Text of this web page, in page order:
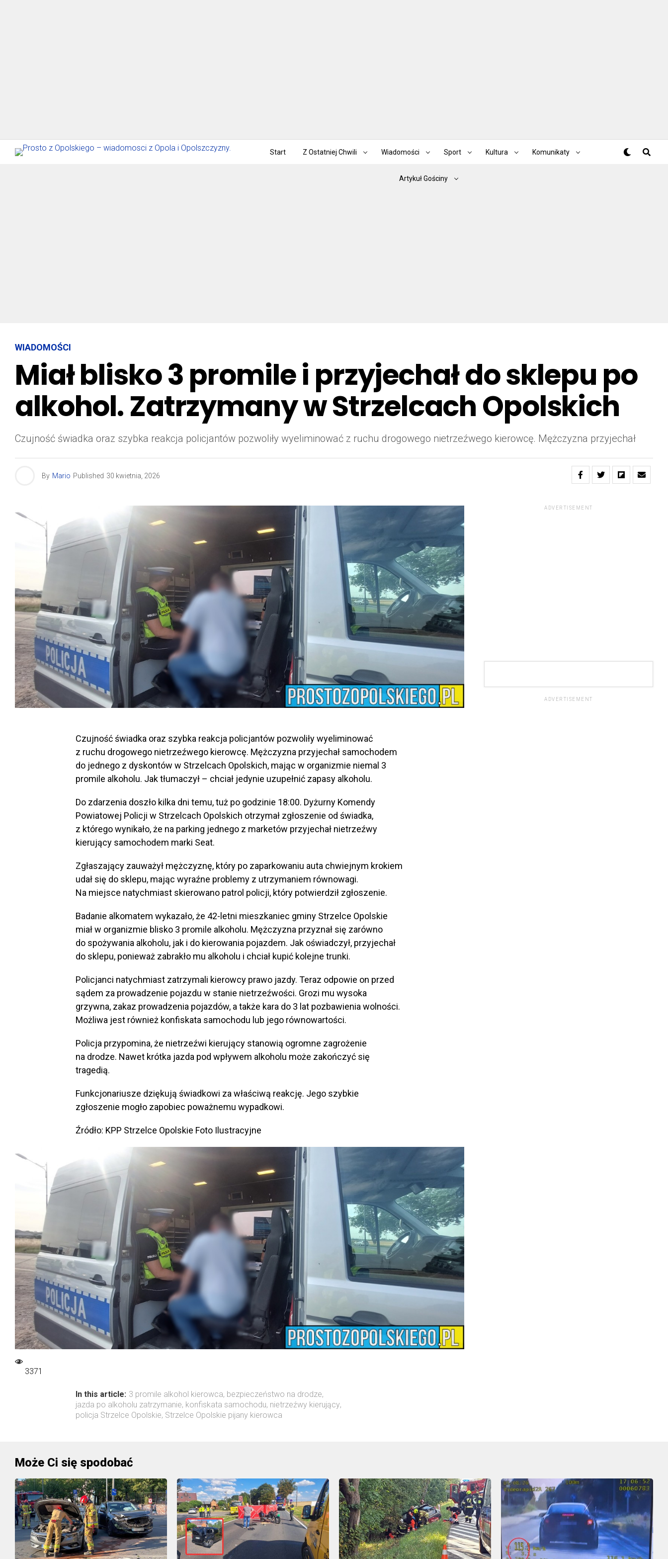
Start Z Ostatniej Chwili Wiadomości Sport Kultura Komunikaty
Artykuł Gościny
WIADOMOŚCI
Miał blisko 3 promile i przyjechał do sklepu po
alkohol. Zatrzymany w Strzelcach Opolskich
Czujność świadka oraz szybka reakcja policjantów pozwoliły wyeliminować z ruchu drogowego nietrzeźwego kierowcę. Mężczyzna przyjechał
By Mario Published 30 kwietnia, 2026
Czujność świadka oraz szybka reakcja policjantów pozwoliły wyeliminować
z ruchu drogowego nietrzeźwego kierowcę. Mężczyzna przyjechał samochodem
do jednego z dyskontów w Strzelcach Opolskich, mając w organizmie niemal 3
promile alkoholu. Jak tłumaczył – chciał jedynie uzupełnić zapasy alkoholu.
Do zdarzenia doszło kilka dni temu, tuż po godzinie 18:00. Dyżurny Komendy
Powiatowej Policji w Strzelcach Opolskich otrzymał zgłoszenie od świadka,
z którego wynikało, że na parking jednego z marketów przyjechał nietrzeźwy
kierujący samochodem marki Seat.
Zgłaszający zauważył mężczyznę, który po zaparkowaniu auta chwiejnym krokiem
udał się do sklepu, mając wyraźne problemy z utrzymaniem równowagi.
Na miejsce natychmiast skierowano patrol policji, który potwierdził zgłoszenie.
Badanie alkomatem wykazało, że 42-letni mieszkaniec gminy Strzelce Opolskie
miał w organizmie blisko 3 promile alkoholu. Mężczyzna przyznał się zarówno
do spożywania alkoholu, jak i do kierowania pojazdem. Jak oświadczył, przyjechał
do sklepu, ponieważ zabrakło mu alkoholu i chciał kupić kolejne trunki.
Policjanci natychmiast zatrzymali kierowcy prawo jazdy. Teraz odpowie on przed
sądem za prowadzenie pojazdu w stanie nietrzeźwości. Grozi mu wysoka
grzywna, zakaz prowadzenia pojazdów, a także kara do 3 lat pozbawienia wolności.
Możliwa jest również konfiskata samochodu lub jego równowartości.
Policja przypomina, że nietrzeźwi kierujący stanowią ogromne zagrożenie
na drodze. Nawet krótka jazda pod wpływem alkoholu może zakończyć się
tragedią.
Funkcjonariusze dziękują świadkowi za właściwą reakcję. Jego szybkie
zgłoszenie mogło zapobiec poważnemu wypadkowi.
Źródło: KPP Strzelce Opolskie Foto Ilustracyjne
3371
In this article: 3 promile alkohol kierowca, bezpieczeństwo na drodze,
jazda po alkoholu zatrzymanie, konfiskata samochodu, nietrzeźwy kierujący,
policja Strzelce Opolskie, Strzelce Opolskie pijany kierowca
ADVERTISEMENT
ADVERTISEMENT
Może Ci się spodobać